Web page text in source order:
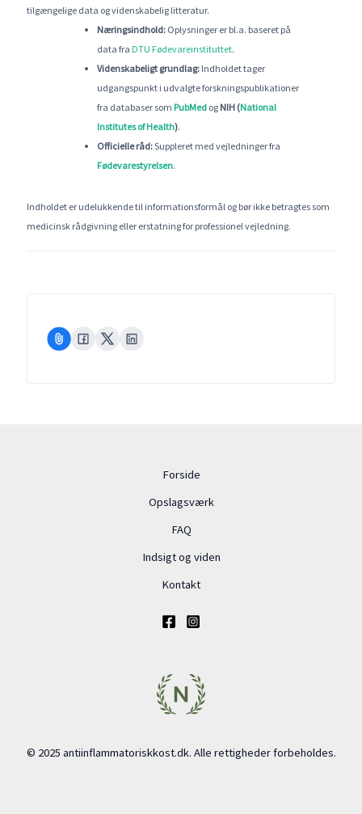
tilgængelige data og videnskabelig litteratur.
Næringsindhold:Oplysninger er bl.a. baseret på
data fra DTU Fødevareinstituttet.
Videnskabeligt grundlag:Indholdet tager
udgangspunkt i udvalgte forskningspublikationer
fra databaser som PubMed og NIH (National
Institutes of Health).
Officielle råd:Suppleret med vejledninger fra
Fødevarestyrelsen.
Indholdet er udelukkende til informationsformål og bør ikke betragtes som
medicinsk rådgivning eller erstatning for professionel vejledning.
Forside
Opslagsværk
FAQ
Indsigt og viden
Kontakt
© 2025 antiinflammatoriskkost.dk. Alle rettigheder forbeholdes.